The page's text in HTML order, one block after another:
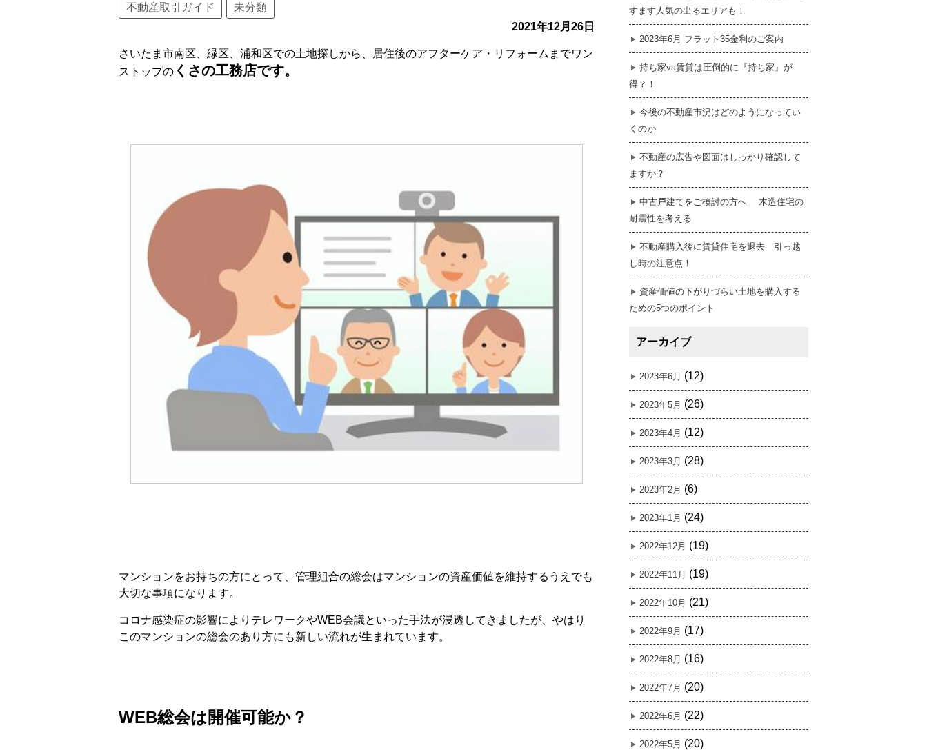
不動産売却の詳しい流れ 売買契約のご締結
不動産の引き渡し 不動産の残代金の受領について 不動産売却後の税金
不動産取引ガイド
未分類
2021年12月26日
さいたま市南区、緑区、浦和区での土地探しから、居住後のアフターケア・リフォームまでワン
ストップの くさの工務店です。
マンションをお持ちの方にとって、管理組合の総会はマンションの資産価値を維持するうえでも
大切な事項になります。
コロナ感染症の影響によりテレワークやWEB会議といった手法が浸透してきましたが、やはり
このマンションの総会のあり方にも新しい流れが生まれています。
WEB総会は開催可能か？
すます人気の出るエリアも！
2023年6月 フラット35金利のご案内
持ち家vs賃貸は圧倒的に『持ち家』が
得？！
今後の不動産市況はどのようになってい
くのか
不動産の広告や図面はしっかり確認して
ますか？
中古戸建てをご検討の方へ 木造住宅の
耐震性を考える
不動産購入後に賃貸住宅を退去 引っ越
し時の注意点！
資産価値の下がりづらい土地を購入する
ための5つのポイント
アーカイブ
2023年6月 (12)
2023年5月 (26)
2023年4月 (12)
2023年3月 (28)
2023年2月 (6)
2023年1月 (24)
2022年12月 (19)
2022年11月 (19)
2022年10月 (21)
2022年9月 (17)
2022年8月 (16)
2022年7月 (20)
2022年6月 (22)
2022年5月 (20)